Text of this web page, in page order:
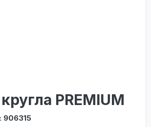
PREMIUM
906315